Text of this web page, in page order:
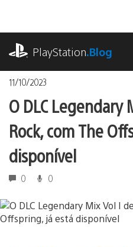
o
conteúdo
PlayStation.Blog
11/10/2023
O DLC Legendary
Rock, com The
disponível
0 0